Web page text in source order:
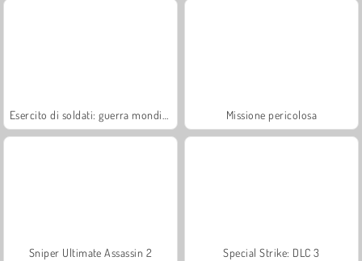
Missione pericolosa
Sniper Ultimate Assassin 2 Special Strike: DLC 3